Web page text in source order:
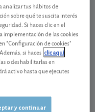
reducir en el
con los mismos
Es decir,
30% de sus
Este tope no
sino quedebe
que aporte a PPA y
límites más
analizar tus hábitos de
sobre qué te suscita interés
Si haces clic en el
implementación de las cookies
"Configuración de cookies"
si haces clic aquí
o deshabilitarlas en
activo hasta que ejecutes
y continuar